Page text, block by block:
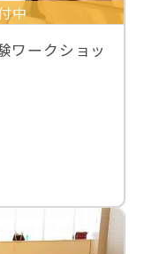
中
ワークショッ